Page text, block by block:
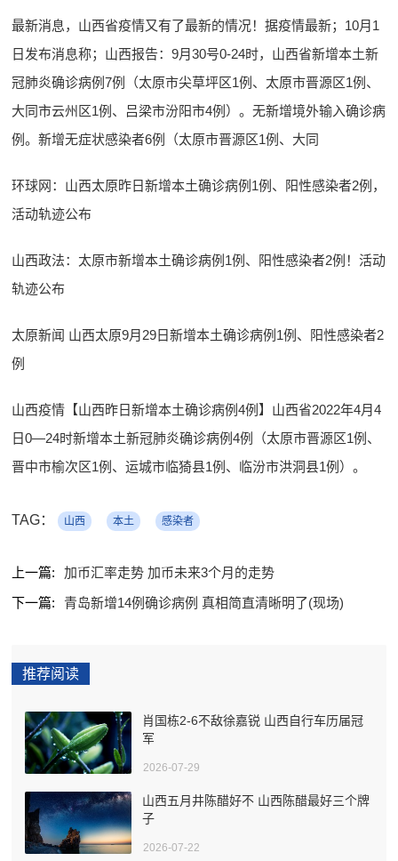
最新消息，山西省疫情又有了最新的情况！据疫情最新；10月1
日发布消息称；山西报告：9月30号0-24时，山西省新增本土新
冠肺炎确诊病例7例（太原市尖草坪区1例、太原市晋源区1例、
大同市云州区1例、吕梁市汾阳市4例）。无新增境外输入确诊病
例。新增无症状感染者6例（太原市晋源区1例、大同
环球网：山西太原昨日新增本土确诊病例1例、阳性感染者2例，
活动轨迹公布
山西政法：太原市新增本土确诊病例1例、阳性感染者2例！活动
轨迹公布
太原新闻 山西太原9月29日新增本土确诊病例1例、阳性感染者2
例
山西疫情【山西昨日新增本土确诊病例4例】山西省2022年4月4
日0—24时新增本土新冠肺炎确诊病例4例（太原市晋源区1例、
晋中市榆次区1例、运城市临猗县1例、临汾市洪洞县1例）。
TAG： 山西 本土 感染者
上一篇:
加币汇率走势 加币未来3个月的走势
下一篇:
青岛新增14例确诊病例 真相简直清晰明了(现场)
推荐阅读
肖国栋2-6不敌徐嘉锐 山西自行车历届冠
军
2026-07-29
山西五月井陈醋好不 山西陈醋最好三个牌
子
2026-07-22